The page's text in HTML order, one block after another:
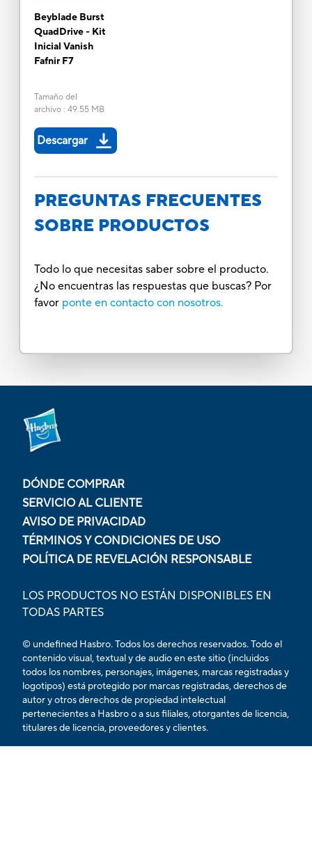
Beyblade Burst
QuadDrive - Kit
Inicial Vanish
Fafnir F7
Tamaño del
archivo: 49.55 MB
Descargar
PREGUNTAS FRECUENTES
SOBRE PRODUCTOS
Todo lo que necesitas saber sobre el producto.
¿No encuentras las respuestas que buscas? Por
favor ponte en contacto con nosotros.
DÓNDE COMPRAR
SERVICIO AL CLIENTE
AVISO DE PRIVACIDAD
TÉRMINOS Y CONDICIONES DE USO
POLÍTICA DE REVELACIÓN RESPONSABLE
LOS PRODUCTOS NO ESTÁN DISPONIBLES EN
TODAS PARTES
© undefined Hasbro. Todos los derechos reservados. Todo el
contenido visual, textual y de audio en este sitio (incluidos
todos los nombres, personajes, imágenes, marcas registradas y
logotipos) está protegido por marcas registradas, derechos de
autor y otros derechos de propiedad intelectual
pertenecientes a Hasbro o a sus filiales, otorgantes de licencia,
titulares de licencia, proveedores y clientes.